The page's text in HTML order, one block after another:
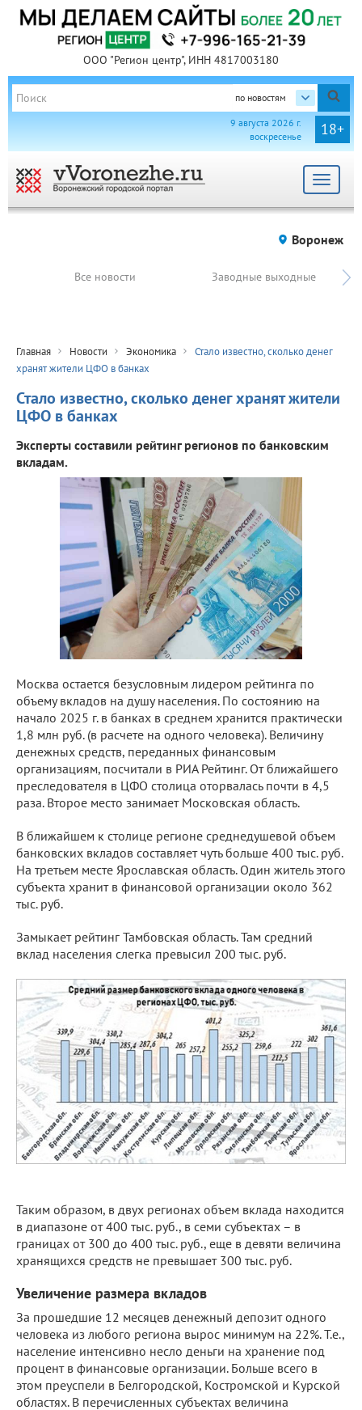
ООО "Регион центр", ИНН 4817003180
по новостям
18+
9 августа 2026 г.
воскресенье
Toggle
Воронеж
Все новости Заводные выходные
Главная Новости Экономика
Стало известно, сколько денег
хранят жители ЦФО в банках
Стало известно, сколько денег хранят жители
ЦФО в банках
Эксперты составили рейтинг регионов по банковским
вкладам.
Москва остается безусловным лидером рейтинга по
объему вкладов на душу населения. По состоянию на
начало 2025 г. в банках в среднем хранится практически
1,8 млн руб. (в расчете на одного человека). Величину
денежных средств, переданных финансовым
организациям, посчитали в РИА Рейтинг. От ближайшего
преследователя в ЦФО столица оторвалась почти в 4,5
раза. Второе место занимает Московская область.
В ближайшем к столице регионе среднедушевой объем
банковских вкладов составляет чуть больше 400 тыс. руб.
На третьем месте Ярославская область. Один житель этого
субъекта хранит в финансовой организации около 362
тыс. руб.
Замыкает рейтинг Тамбовская область. Там средний
вклад населения слегка превысил 200 тыс. руб.
Таким образом, в двух регионах объем вклада находится
в диапазоне от 400 тыс. руб., в семи субъектах – в
границах от 300 до 400 тыс. руб., еще в девяти величина
хранящихся средств не превышает 300 тыс. руб.
Увеличение размера вкладов
За прошедшие 12 месяцев денежный депозит одного
человека из любого региона вырос минимум на 22%. Т.е.,
население интенсивно несло деньги на хранение под
процент в финансовые организации. Больше всего в
этом преуспели в Белгородской, Костромской и Курской
областях. В перечисленных субъектах величина